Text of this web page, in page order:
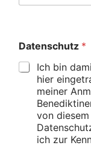
Datenschutz *
Ich bin
hier
meiner
von
ich zur